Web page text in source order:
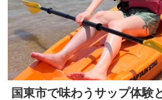
国東市で味わうサップ体験